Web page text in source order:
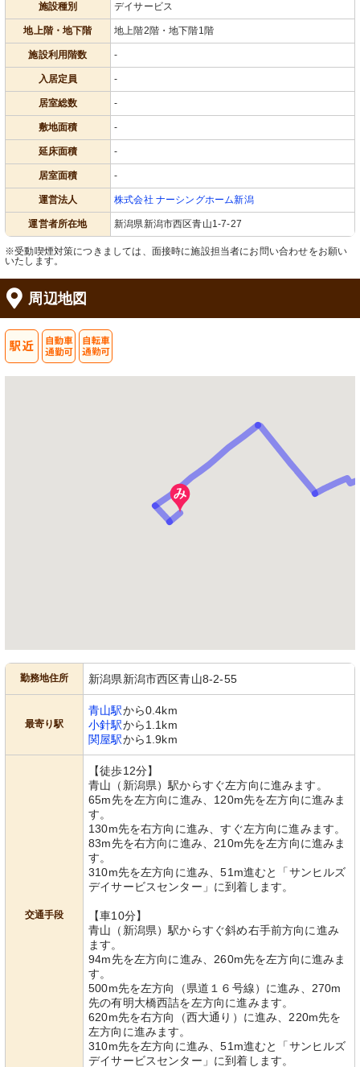
施設種別 デイサービス
地上階・地下階 地上階2階・地下階1階
施設利用階数 -
入居定員 -
居室総数 -
敷地面積 -
延床面積 -
居室面積 -
運営法人 株式会社 ナーシングホーム新潟
運営者所在地 新潟県新潟市西区青山1-7-27
※受動喫煙対策につきましては、面接時に施設担当者にお問い合わせをお願い
いたします。
周辺地図
勤務地住所 新潟県新潟市西区青山8-2-55
最寄り駅
青山駅から0.4km
小針駅から1.1km
関屋駅から1.9km
交通手段
【徒歩12分】
青山（新潟県）駅からすぐ左方向に進みます。
65m先を左方向に進み、120m先を左方向に進みま
す。
130m先を右方向に進み、すぐ左方向に進みます。
83m先を右方向に進み、210m先を左方向に進みま
す。
310m先を左方向に進み、51m進むと「サンヒルズ
デイサービスセンター」に到着します。
【車10分】
青山（新潟県）駅からすぐ斜め右手前方向に進み
ます。
94m先を左方向に進み、260m先を左方向に進みま
す。
500m先を左方向（県道１６号線）に進み、270m
先の有明大橋西詰を左方向に進みます。
620m先を右方向（西大通り）に進み、220m先を
左方向に進みます。
310m先を左方向に進み、51m進むと「サンヒルズ
デイサービスセンター」に到着します。